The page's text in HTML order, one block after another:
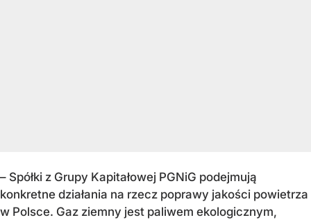
– Spółki z Grupy Kapitałowej PGNiG podejmują
konkretne działania na rzecz poprawy jakości powietrza
w Polsce. Gaz ziemny jest paliwem ekologicznym,